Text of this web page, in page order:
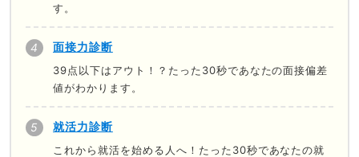
す。
面接力診断
39点以下はアウト！？たった30秒であなたの面接偏差
値がわかります。
就活力診断
これから就活を始める人へ！たった30秒であなたの就